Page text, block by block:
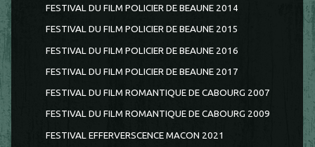
FESTIVAL DU FILM POLICIER DE BEAUNE 2014
FESTIVAL DU FILM POLICIER DE BEAUNE 2015
FESTIVAL DU FILM POLICIER DE BEAUNE 2016
FESTIVAL DU FILM POLICIER DE BEAUNE 2017
FESTIVAL DU FILM ROMANTIQUE DE CABOURG 2007
FESTIVAL DU FILM ROMANTIQUE DE CABOURG 2009
FESTIVAL EFFERVERSCENCE MACON 2021